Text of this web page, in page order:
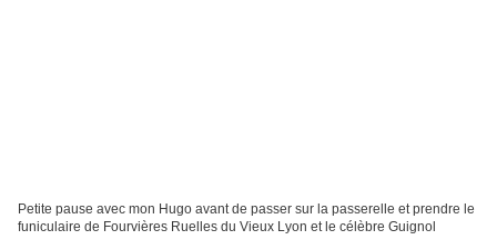
Petite pause avec mon Hugo avant de passer sur la passerelle et prendre le
funiculaire de Fourvières Ruelles du Vieux Lyon et le célèbre Guignol